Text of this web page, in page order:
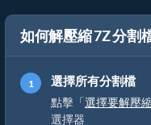
如何解壓縮 7Z 分割
選擇所有分割檔
點擊「選擇要解壓
選擇器